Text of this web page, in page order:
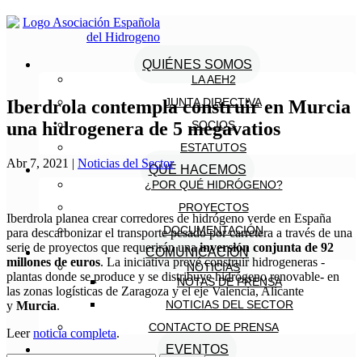
QUIÉNES SOMOS
LA AEH2
JUNTA DIRECTIVA
SOCIOS
ESTATUTOS
QUÉ HACEMOS
¿POR QUÉ HIDRÓGENO?
PROYECTOS
DOCUMENTACIÓN
COMUNICACIÓN
NOTICIAS
NOTAS DE PRENSA
NOTICIAS DEL SECTOR
CONTACTO DE PRENSA
EVENTOS
Iberdrola contempla construir en Murcia
una hidrogenera de 5 megavatios
Abr 7, 2021 | Noticias del Sector
Iberdrola planea crear corredores de hidrógeno verde en España
para descarbonizar el transporte pesado por carretera a través de una
serie de proyectos que requerirán unainversión conjunta de 92
millones de euros. La iniciativa prevé construir hidrogeneras -
plantas donde se produce y se distribuye hidrógeno renovable- en
las zonas logísticas de Zaragoza y el eje Valencia, Alicante
y Murcia.
Leernoticia completa.